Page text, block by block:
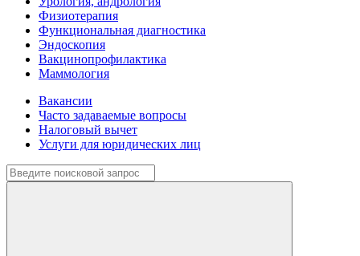
Физиотерапия
Функциональная диагностика
Эндоскопия
Вакцинопрофилактика
Маммология
Вакансии
Часто задаваемые вопросы
Налоговый вычет
Услуги для юридических лиц